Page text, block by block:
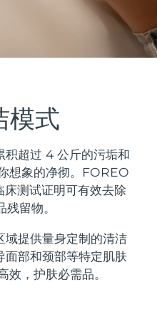
模式
积超过 4 公斤的污垢和
想象的净彻。FOREO
床测试证明可有效去除
留物。
域提供量身定制的清洁
面部和颈部等特定肌肤
效，护肤必需品。
装
紧致提拉
装
口腔护理
预计送达日期 8/14/26
预计送达日期
预计送达日期8/10/26
预计送达日期
预计送达日期8/13/26
预计送达日期